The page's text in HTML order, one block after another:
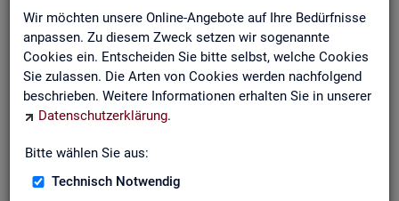
Wir möchten unsere Online-Angebote auf Ihre Bedürfnisse
anpassen. Zu diesem Zweck setzen wir sogenannte
Cookies ein. Entscheiden Sie bitte selbst, welche Cookies
Sie zulassen. Die Arten von Cookies werden nachfolgend
beschrieben. Weitere Informationen erhalten Sie in unserer
Datenschutzerklärung.
Bitte wählen Sie aus:
Technisch Notwendig
Sta­tis­ti­ken nach Re­gio­nen
Auf den fol­gen­den Sei­ten fin­den Sie Land­kar­ten und Ta­bel­len
mit den wich­tigs­ten ak­tu­el­len Eck­wer­ten zum Ar­beits- und
Aus­bil­dungs­markt. Über die Land­kar­ten ge­lan­gen Sie zu den
ent­spre­chen­den Zah­len für die von Ihnen ge­wünsch­te Re­gi­on.
grund-In­for­ma­tio­nen zu den re­gio­na­len Glie­de­run­gen zu­sam­
men­ge­stellt.